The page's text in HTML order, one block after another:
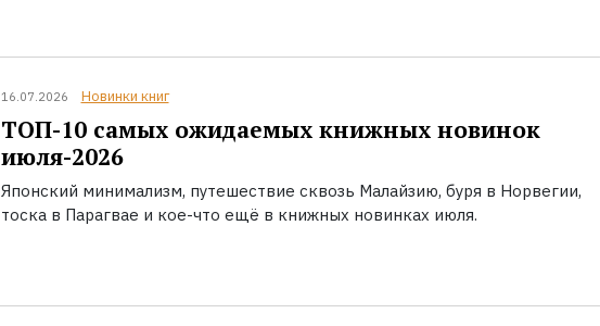
16.07.2026 Новинки книг
ТОП-10 самых ожидаемых книжных новинок
июля-2026
Японский минимализм, путешествие сквозь Малайзию, буря в Норвегии,
тоска в Парагвае и кое-что ещё в книжных новинках июля.